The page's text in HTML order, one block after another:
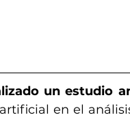
un estudio
en el